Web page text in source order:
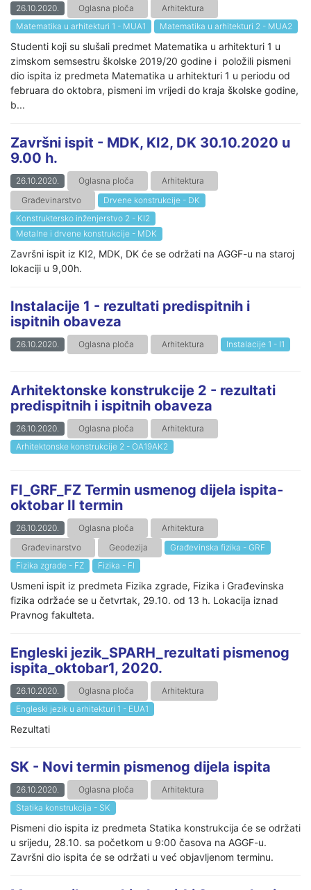
26.10.2020. Oglasna ploča
Arhitektura
Matematika u arhitekturi 1 - MUA1
Matematika u arhitekturi 2 - MUA2
Studenti koji su slušali predmet Matematika u arhitekturi 1 u
zimskom semsestru školske 2019/20 godine i položili pismeni
dio ispita iz predmeta Matematika u arhitekturi 1 u periodu od
februara do oktobra, pismeni im vrijedi do kraja školske godine,
b...
Završni ispit - MDK, KI2, DK 30.10.2020 u
9.00 h.
26.10.2020. Oglasna ploča
Arhitektura
Građevinarstvo
Drvene konstrukcije - DK
Konstruktersko inženjerstvo 2 - KI2
Metalne i drvene konstrukcije - MDK
Završni ispit iz KI2, MDK, DK će se održati na AGGF-u na staroj
lokaciji u 9,00h.
Instalacije 1 - rezultati predispitnih i
ispitnih obaveza
26.10.2020. Oglasna ploča Arhitektura Instalacije 1 - I1
Arhitektonske konstrukcije 2 - rezultati
predispitnih i ispitnih obaveza
26.10.2020. Oglasna ploča
Arhitektura
Arhitektonske konstrukcije 2 - OA19AK2
FI_GRF_FZ Termin usmenog dijela ispita-
oktobar II termin
26.10.2020. Oglasna ploča
Arhitektura
Građevinarstvo
Geodezija
Građevinska fizika - GRF
Fizika zgrade - FZ
Fizika - FI
Usmeni ispit iz predmeta Fizika zgrade, Fizika i Građevinska
fizika održaće se u četvrtak, 29.10. od 13 h. Lokacija iznad
Pravnog fakulteta.
Engleski jezik_SPARH_rezultati pismenog
ispita_oktobar1, 2020.
26.10.2020. Oglasna ploča
Arhitektura
Engleski jezik u arhitekturi 1 - EUA1
Rezultati
SK - Novi termin pismenog dijela ispita
26.10.2020. Oglasna ploča
Arhitektura
Statika konstrukcija - SK
Pismeni dio ispita iz predmeta Statika konstrukcija će se održati
u srijedu, 28.10. sa početkom u 9:00 časova na AGGF-u.
Završni dio ispita će se održati u već objavljenom terminu.